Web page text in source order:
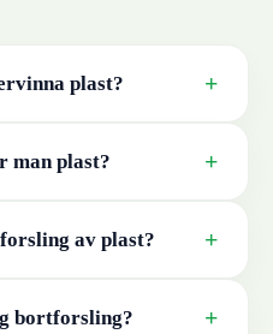
plast? +
man plast? +
av plast? +
bortforsling? +